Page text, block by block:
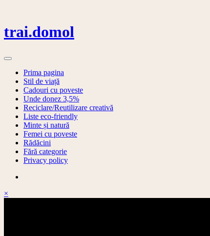
content
trai.domol
Prima pagina
Stil de viață
Cadouri cu poveste
Unde donez 3,5%
Reciclare/Reutilizare creativă
Liste eco-friendly
Minte și natură
Femei cu poveste
Rădăcini
Fără categorie
Privacy policy
×